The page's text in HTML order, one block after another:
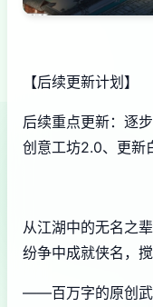
【后续更新计划】
后续重点更新：逐
创意工坊2.0、更新
从江湖中的无名之
纷争中成就侠名，搅
——百万字的原创武